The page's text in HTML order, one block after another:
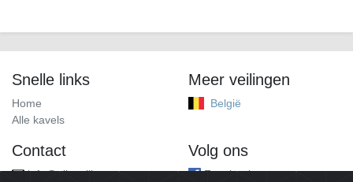
Snelle links
Home
Alle kavels
Meer veilingen
België
Contact
info@alleveilingen.net
Volg ons
Facebook